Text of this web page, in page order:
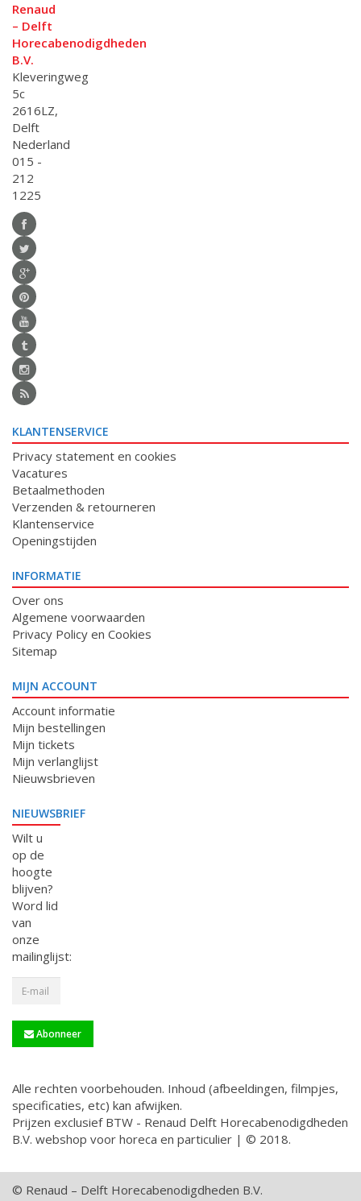
Renaud
– Delft
Horecabenodigdheden
B.V.
Kleveringweg
5c
2616LZ,
Delft
Nederland
015 -
212
1225
KLANTENSERVICE
Privacy statement en cookies
Vacatures
Betaalmethoden
Verzenden & retourneren
Klantenservice
Openingstijden
INFORMATIE
Over ons
Algemene voorwaarden
Privacy Policy en Cookies
Sitemap
MIJN ACCOUNT
Account informatie
Mijn bestellingen
Mijn tickets
Mijn verlanglijst
Nieuwsbrieven
NIEUWSBRIEF
Wilt u
op de
hoogte
blijven?
Word lid
van
onze
mailinglijst:
Abonneer
Alle rechten voorbehouden. Inhoud (afbeeldingen, filmpjes,
specificaties, etc) kan afwijken.
Prijzen exclusief BTW - Renaud Delft Horecabenodigdheden
B.V. webshop voor horeca en particulier | © 2018.
© Renaud – Delft Horecabenodigdheden B.V.